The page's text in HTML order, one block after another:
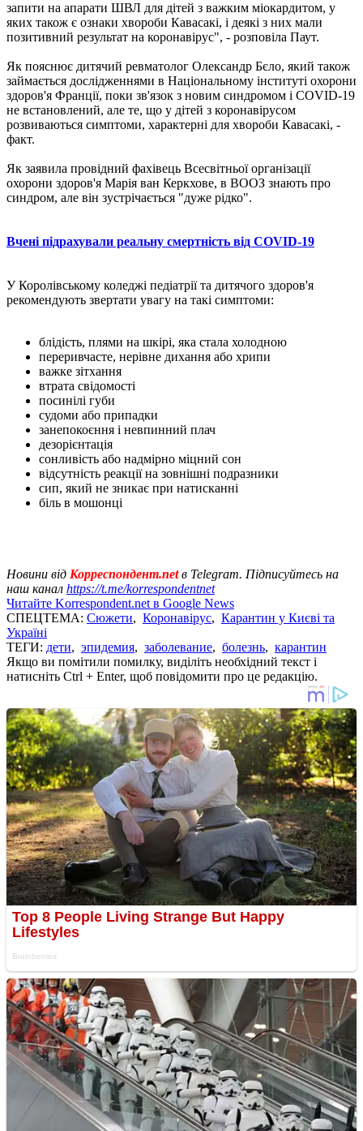
запити на апарати ШВЛ для дітей з важким міокардитом, у
яких також є ознаки хвороби Кавасакі, і деякі з них мали
позитивний результат на коронавірус", - розповіла Паут.
Як пояснює дитячий ревматолог Олександр Бєло, який також
займається дослідженнями в Національному інституті охорони
здоров'я Франції, поки зв'язок з новим синдромом і COVID-19
не встановлений, але те, що у дітей з коронавірусом
розвиваються симптоми, характерні для хвороби Кавасакі, -
факт.
Як заявила провідний фахівець Всесвітньої організації
охорони здоров'я Марія ван Керкхове, в ВООЗ знають про
синдром, але він зустрічається "дуже рідко".
Вчені підрахували реальну смертність від COVID-19
У Королівському коледжі педіатрії та дитячого здоров'я
рекомендують звертати увагу на такі симптоми:
блідість, плями на шкірі, яка стала холодною
переривчасте, нерівне дихання або хрипи
важке зітхання
втрата свідомості
посинілі губи
судоми або припадки
занепокоєння і невпинний плач
дезорієнтація
сонливість або надмірно міцний сон
відсутність реакції на зовнішні подразники
сип, який не зникає при натисканні
біль в мошонці
Новини від Корреспондент.netв Telegram. Підписуйтесь на
наш канал https://t.me/korrespondentnet
Читайте Korrespondent.net в Google News
СПЕЦТЕМА: Сюжети, Коронавірус, Карантин у Києві та
Україні
ТЕГИ: дети, эпидемия, заболевание, болезнь, карантин
Якщо ви помітили помилку, виділіть необхідний текст і
натисніть Ctrl + Enter, щоб повідомити про це редакцію.